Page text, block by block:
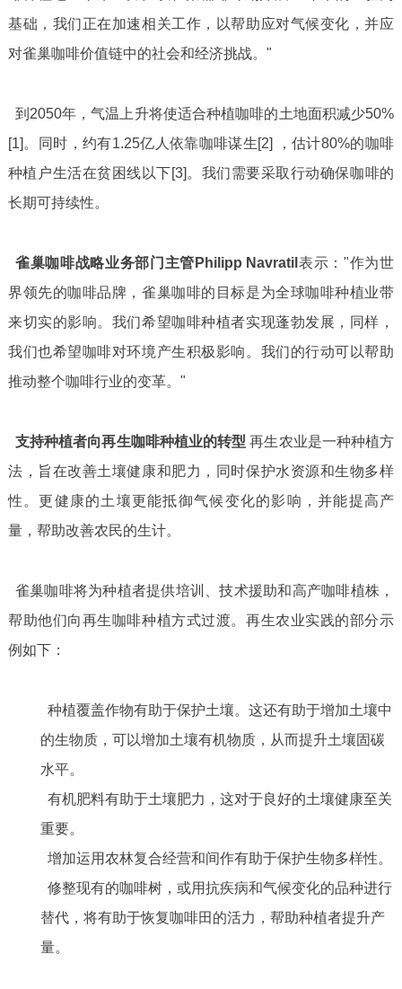
基础，我们正在加速相关工作，以帮助应对气候变化，并应
对雀巢咖啡价值链中的社会和经济挑战。"
到2050年，气温上升将使适合种植咖啡的土地面积减少50%
[1]。同时，约有1.25亿人依靠咖啡谋生[2] ，估计80%的咖啡
种植户生活在贫困线以下[3]。我们需要采取行动确保咖啡的
长期可持续性。
雀巢咖啡战略业务部门主管 Philipp Navratil 表示："作为世
界领先的咖啡品牌，雀巢咖啡的目标是为全球咖啡种植业带
来切实的影响。我们希望咖啡种植者实现蓬勃发展，同样，
我们也希望咖啡对环境产生积极影响。我们的行动可以帮助
推动整个咖啡行业的变革。"
支持种植者向再生咖啡种植业的转型 再生农业是一种种植方
法，旨在改善土壤健康和肥力，同时保护水资源和生物多样
性。更健康的土壤更能抵御气候变化的影响，并能提高产
量，帮助改善农民的生计。
雀巢咖啡将为种植者提供培训、技术援助和高产咖啡植株，
帮助他们向再生咖啡种植方式过渡。再生农业实践的部分示
例如下：
种植覆盖作物有助于保护土壤。这还有助于增加土壤中
的生物质，可以增加土壤有机物质，从而提升土壤固碳
水平。
有机肥料有助于土壤肥力，这对于良好的土壤健康至关
重要。
增加运用农林复合经营和间作有助于保护生物多样性。
修整现有的咖啡树，或用抗疾病和气候变化的品种进行
替代，将有助于恢复咖啡田的活力，帮助种植者提升产
量。